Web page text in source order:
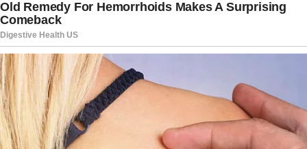
acolhe ou não o pedido do governo brasileiro
para extinguir a ação. Até o momento, a Corte
dos Estados Unidos não se pronunciou sobre o
mérito das alegações envolvendo Alexandre de
Moraes, limitando-se apenas à questão
processual relacionada aos prazos.